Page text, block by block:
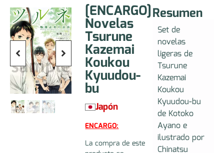
[ENCARGO]
Novelas
Tsurune
Kazemai
Koukou
Kyuudou-
bu
Japón
ENCARGO:
La compra de este
Resumen
Set de
novelas
ligeras de
Tsurune
Kazemai
Koukou
Kyuudou-bu
de Kotoko
Ayano e
ilustrado por
Chinatsu